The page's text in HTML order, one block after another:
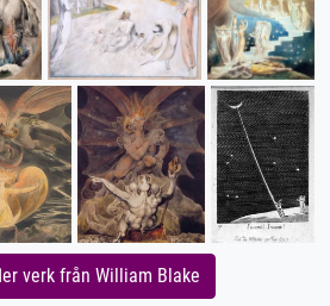
verk från William Blake